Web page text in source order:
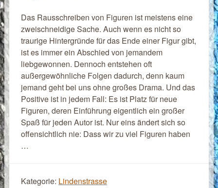
Das Rausschreiben von Figuren ist meistens eine
zweischneidige Sache. Auch wenn es nicht so
traurige Hintergründe für das Ende einer Figur gibt,
ist es immer ein Abschied von jemandem
liebgewonnen. Dennoch entstehen oft
außergewöhnliche Folgen dadurch, denn kaum
jemand geht bei uns ohne großes Drama. Und das
Positive ist in jedem Fall: Es ist Platz für neue
Figuren, deren Einführung eigentlich ein großer
Spaß für jeden Autor ist. Nur eins ändert sich so
offensichtlich nie: Dass wir zu viel Figuren haben
…
Kategorie: Lindenstrasse